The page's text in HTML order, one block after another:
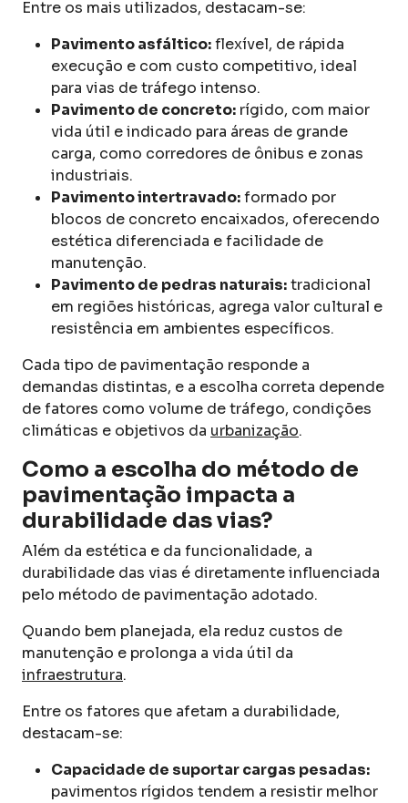
Entre os mais utilizados, destacam-se:
Pavimento asfáltico:flexível, de rápida
execução e com custo competitivo, ideal
para vias de tráfego intenso.
Pavimento de concreto: rígido, com maior
vida útil e indicado para áreas de grande
carga, como corredores de ônibus e zonas
industriais.
Pavimento intertravado:formado por
blocos de concreto encaixados, oferecendo
estética diferenciada e facilidade de
manutenção.
Pavimento de pedras naturais:tradicional
em regiões históricas, agrega valor cultural e
resistência em ambientes específicos.
Cada tipo de pavimentação responde a
demandas distintas, e a escolha correta depende
de fatores como volume de tráfego, condições
climáticas e objetivos da urbanização.
Como a escolha do método de
pavimentação impacta a
durabilidade das vias?
Além da estética e da funcionalidade, a
durabilidade das vias é diretamente influenciada
pelo método de pavimentação adotado.
Quando bem planejada, ela reduz custos de
manutenção e prolonga a vida útil da
infraestrutura.
Entre os fatores que afetam a durabilidade,
destacam-se:
Capacidade de suportar cargas pesadas:
pavimentos rígidos tendem a resistir melhor